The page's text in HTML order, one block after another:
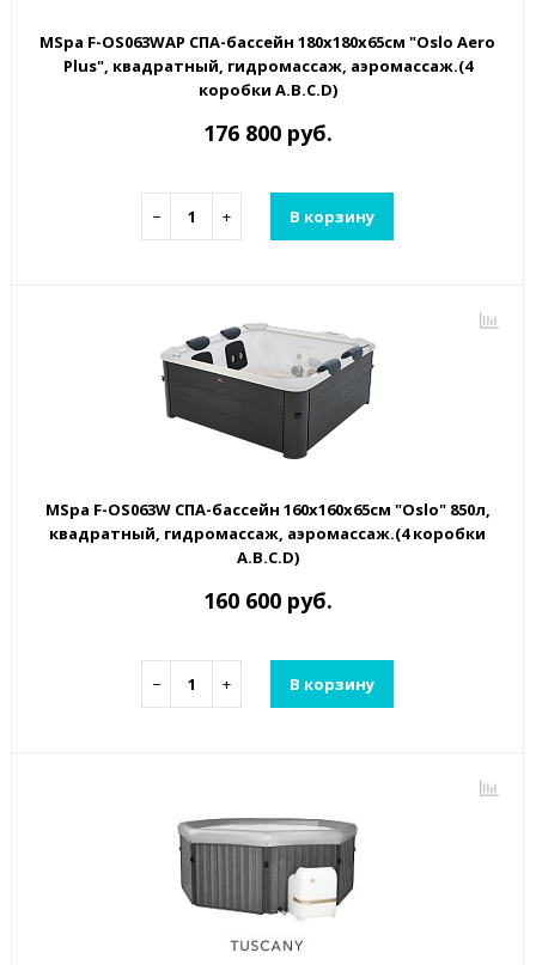
MSpa F-OS063WAP СПА-бассейн 180х180х65см "Oslo Aero
Plus", квадратный, гидромассаж, аэромассаж.(4
коробки A.B.C.D)
176 800 руб.
− + В корзину
MSpa F-OS063W СПА-бассейн 160х160х65см "Oslo" 850л,
квадратный, гидромассаж, аэромассаж.(4 коробки
A.B.C.D)
160 600 руб.
− + В корзину